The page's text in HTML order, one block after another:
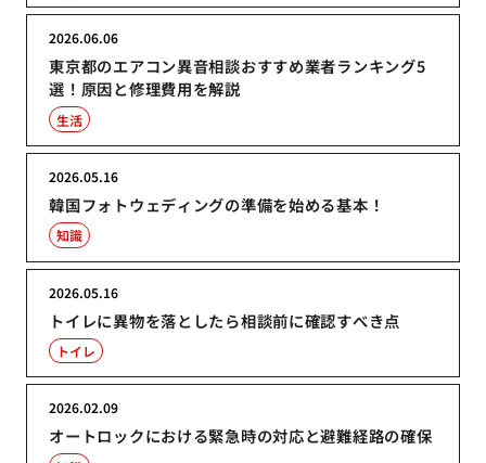
東京都のエアコン異音相談おすすめ業者ランキング5
選！原因と修理費用を解説
2026.06.06
生活
韓国フォトウェディングの準備を始める基本！
2026.05.16
知識
トイレに異物を落としたら相談前に確認すべき点
2026.05.16
トイレ
オートロックにおける緊急時の対応と避難経路の確保
2026.02.09